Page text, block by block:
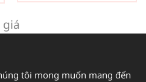
tôi mong muốn mang đến